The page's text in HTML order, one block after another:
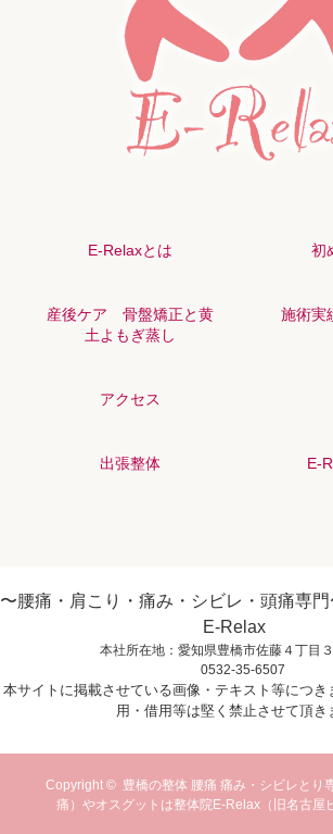
E-Relaxとは 初
産後ケア 骨盤矯正と黄
土よもぎ蒸し
施術実
アクセス
出張整体 E-
〜腰痛・肩こり・痛み・シビレ・頭痛専
E-Relax
本社所在地：愛知県豊橋市佐藤４丁目
0532-35-6507
本サイトに掲載させている画像・テキスト等につき
用・借用等は堅く禁止させて頂き
Copyright © 豊橋の整体 腰痛 痛み・シビレとり
痛）やオスグットは整体院E-Relax（旧名古屋